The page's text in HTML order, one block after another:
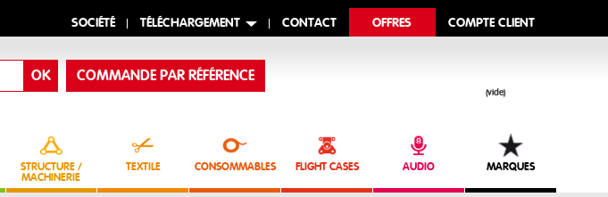
SOCIÉTÉ TÉLÉCHARGEMENT CONTACT OFFRES COMPTE CLIENT
(vide)
COMMANDE PAR RÉFÉRENCE
STRUCTURE /
MACHINERIE
TEXTILE CONSOMMABLES FLIGHT CASES AUDIO MARQUES